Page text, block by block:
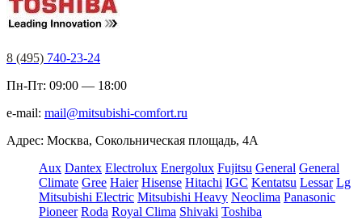
8 (495) 740-23-24
Пн-Пт: 09:00 — 18:00
e-mail: mail@mitsubishi-comfort.ru
Адрес: Москва, Сокольническая площадь, 4А
Aux Dantex Electrolux Energolux Fujitsu General General
Climate Gree Haier Hisense Hitachi IGC Kentatsu Lessar Lg
Mitsubishi Electric Mitsubishi Heavy Neoclima Panasonic
Pioneer Roda Royal Clima Shivaki Toshiba